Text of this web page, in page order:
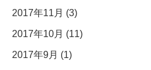
2017年11月 (3)
2017年10月 (11)
2017年9月 (1)